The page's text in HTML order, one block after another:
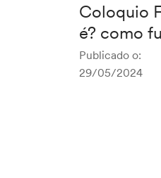
Coloquio
é? como
Publicado o:
29/05/2024